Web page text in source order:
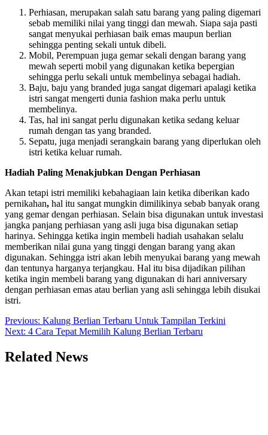
Perhiasan, merupakan salah satu barang yang paling digemari
sebab memiliki nilai yang tinggi dan mewah. Siapa saja pasti
sangat menyukai perhiasan baik emas maupun berlian
sehingga penting sekali untuk dibeli.
Mobil, Perempuan juga gemar sekali dengan barang yang
mewah seperti mobil yang digunakan ketika bepergian
sehingga perlu sekali untuk membelinya sebagai hadiah.
Baju, baju yang branded juga sangat digemari apalagi ketika
istri sangat mengerti dunia fashion maka perlu untuk
membelinya.
Tas, hal ini sangat perlu digunakan ketika sedang keluar
rumah dengan tas yang branded.
Sepatu, juga menjadi serangkain barang yang diperlukan oleh
istri ketika keluar rumah.
Hadiah Paling Menakjubkan Dengan Perhiasan
Akan tetapi istri memiliki kebahagiaan lain ketika diberikan kado
pernikahan, hal itu sangat mungkin dimilikinya sebab banyak orang
yang gemar dengan perhiasan. Selain bisa digunakan untuk investasi
jangka panjang perhiasan yang asli juga bisa digunakan setiap
harinya. Sehingga ketika ingin membeli hadiah usahakan selalu
memberikan nilai guna yang tinggi dengan barang yang akan
digunakan. Sehingga istri akan lebih menyukai barang yang mewah
dan tentunya harganya terjangkau. Hal itu bisa dijadikan pilihan
ketika ingin membeli barang yang digunakan di hari anniversary
dengan perhiasan emas atau berlian yang asli sehingga lebih disukai
istri.
Post
navigation
Previous: Kalung Berlian Terbaru Untuk Tampilan Terkini
Next: 4 Cara Tepat Memilih Kalung Berlian Terbaru
Related News